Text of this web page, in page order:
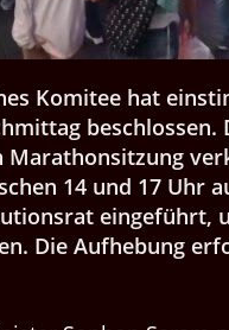
Komitee hat
beschlossen.
14 und 17 Uhr
eingeführt,
Die Aufhebung